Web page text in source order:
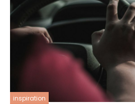
inspiration